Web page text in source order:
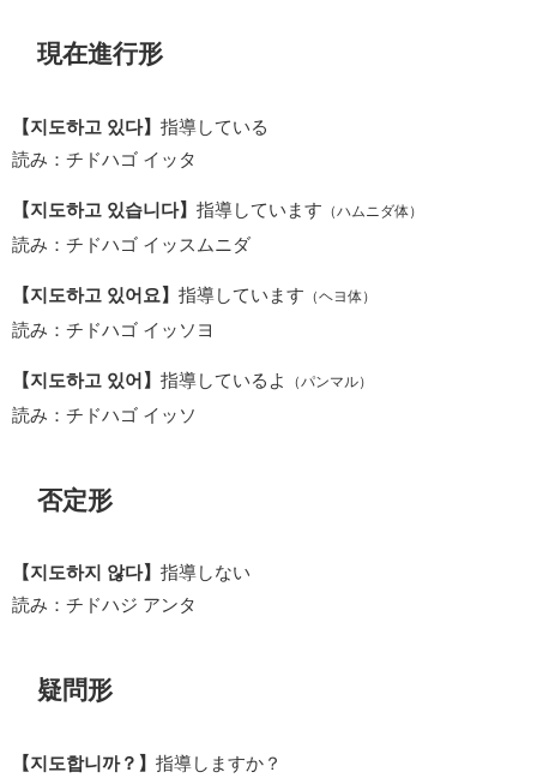
現在進行形
【지도하고 있다】 指導している
読み：チドハゴ イッタ
【지도하고 있습니다】 指導しています （ハムニダ体）
読み：チドハゴ イッスムニダ
【지도하고 있어요】 指導しています （ヘヨ体）
読み：チドハゴ イッソヨ
【지도하고 있어】 指導しているよ （パンマル）
読み：チドハゴ イッソ
否定形
【지도하지 않다】 指導しない
読み：チドハジ アンタ
疑問形
【지도합니까？】 指導しますか？